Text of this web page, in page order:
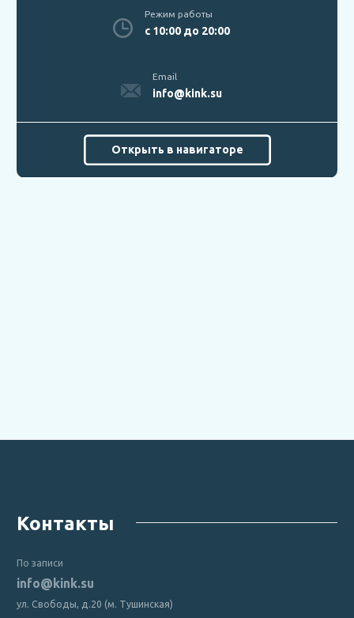
Режим работы
с 10:00 до 20:00
Email
info@kink.su
Открыть в навигаторе
Контакты
По записи
info@kink.su
ул. Свободы, д.20 (м. Тушинская)